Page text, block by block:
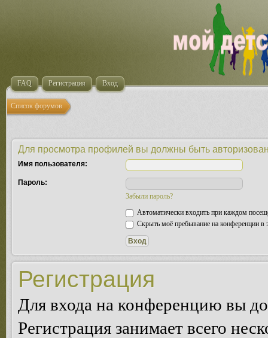
FAQ Регистрация Вход
Список форумов
Для просмотра профилей вы должны быть
Имя пользователя:
Пароль:
Забыли пароль?
Автоматически входить при каждом
Скрыть моё пребывание на конференции в
Регистрация
Для входа на конференцию вы
Регистрация занимает всего